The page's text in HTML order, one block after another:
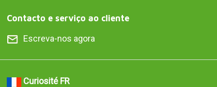
Contacto e serviço ao cliente
Escreva-nos agora
Curiosité FR